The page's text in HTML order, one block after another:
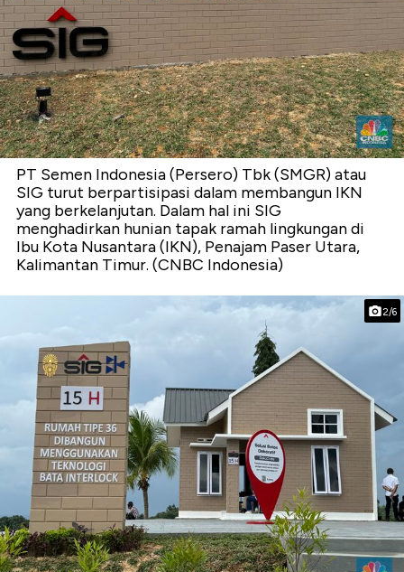
PT Semen Indonesia (Persero) Tbk (SMGR) atau
SIG turut berpartisipasi dalam membangun IKN
yang berkelanjutan. Dalam hal ini SIG
menghadirkan hunian tapak ramah lingkungan di
Ibu Kota Nusantara (IKN), Penajam Paser Utara,
Kalimantan Timur. (CNBC Indonesia)
2/6